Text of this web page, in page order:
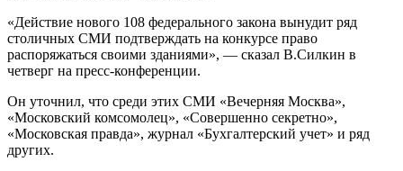
«Действие нового 108 федерального закона вынудит ряд
столичных СМИ подтверждать на конкурсе право
распоряжаться своими зданиями», — сказал В.Силкин в
четверг на пресс-конференции.
Он уточнил, что среди этих СМИ «Вечерняя Москва»,
«Московский комсомолец», «Совершенно секретно»,
«Московская правда», журнал «Бухгалтерский учет» и ряд
других.